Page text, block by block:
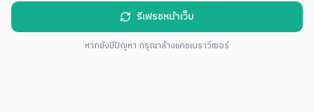
รีเฟรชหน้าเว็บ
หากยังมีปัญหา กรุณาล้างแคชเบราว์เซอร์